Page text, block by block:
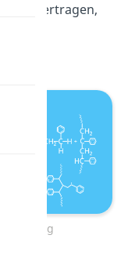
übertragen,